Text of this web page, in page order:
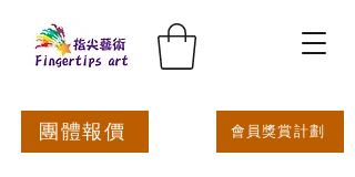
團體報價 會員獎賞計劃